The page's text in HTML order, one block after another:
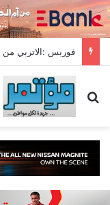
فوربس :الاتربي من
بحث عن